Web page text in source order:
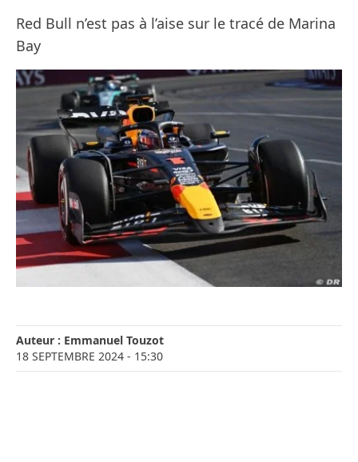
Red Bull n’est pas à l’aise sur le tracé de Marina
Bay
Auteur : Emmanuel Touzot
18 SEPTEMBRE 2024 - 15:30